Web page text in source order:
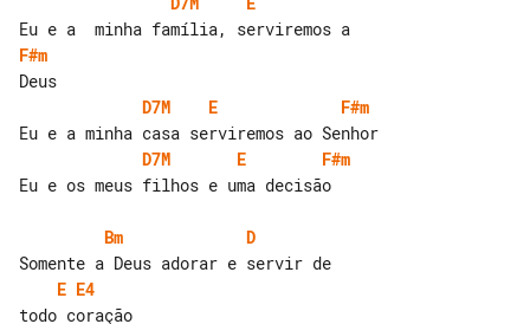
F#m
D7M
E
F#m
D7M
E
F#m
Eu e os meus filhos e uma decisão
Bm
D
E E4